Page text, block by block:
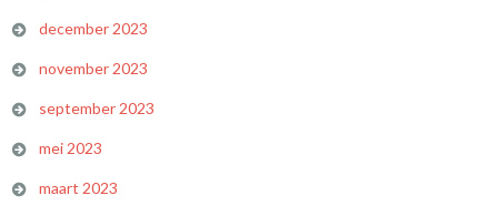
december 2023
november 2023
september 2023
mei 2023
maart 2023